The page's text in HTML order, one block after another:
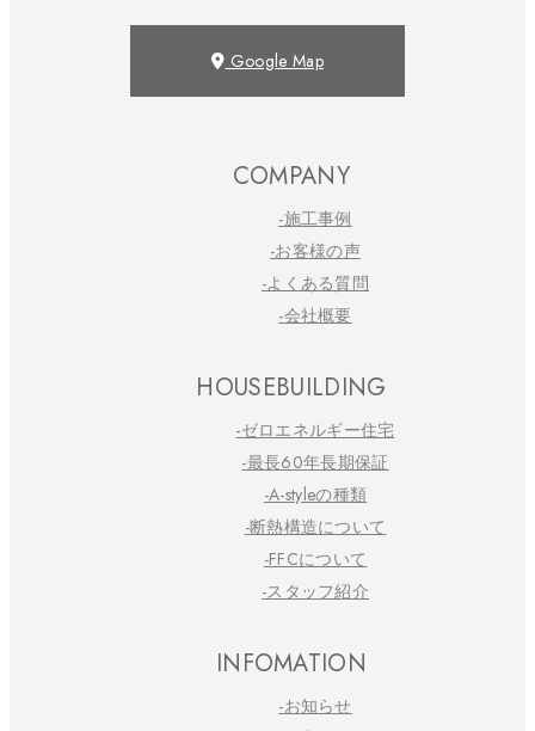
Google Map
COMPANY
-施工事例
-お客様の声
-よくある質問
-会社概要
HOUSEBUILDING
-ゼロエネルギー住宅
-最長60年長期保証
-A-styleの種類
-断熱構造について
-FFCについて
-スタッフ紹介
INFOMATION
-お知らせ